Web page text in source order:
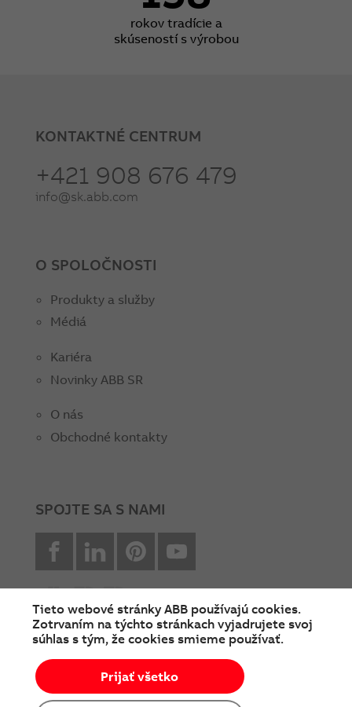
rokov tradície a
skúseností s výrobou
KONTAKTNÉ CENTRUM
+421 908 676 479
info@sk.abb.com
O SPOLOČNOSTI
Produkty a služby
Médiá
Kariéra
Novinky ABB SR
O nás
Obchodné kontakty
SPOJTE SA S NAMI
facebookLinkedin Pinterest
© Copyright 2026 ABB
Podmienky používania
Cookies a ochrana súkromia
Tieto webové stránky ABB používajú cookies.
Zotrvaním na týchto stránkach vyjadrujete svoj
súhlas s tým, že cookies smieme používať.
Prijať všetko